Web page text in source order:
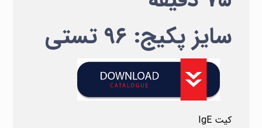
سایز پکیج: ۹۶ تستی
کیت IgE